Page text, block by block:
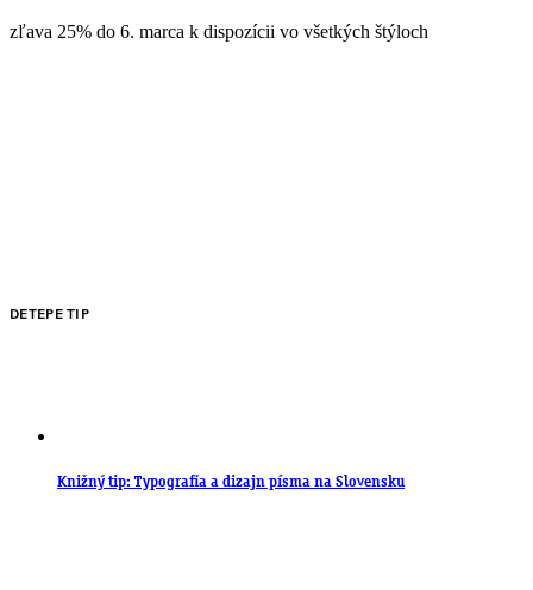
zľava 25% do 6. marca k dispozícii vo všetkých štýloch
DETEPE TIP
Knižný tip: Typografia a dizajn písma na Slovensku